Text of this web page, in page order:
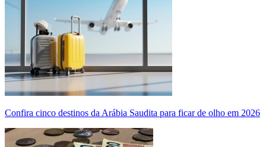
Confira cinco destinos da Arábia Saudita para ficar de olho em 2026